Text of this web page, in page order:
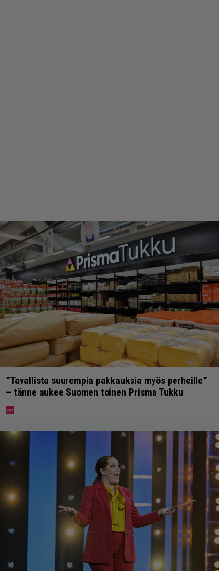
”Tavallista suurempia pakkauksia myös perheille”
– tänne aukee Suomen toinen Prisma Tukku